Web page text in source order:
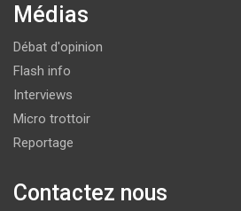
Médias
Débat d'opinion
Flash info
Interviews
Micro trottoir
Reportage
Contactez nous